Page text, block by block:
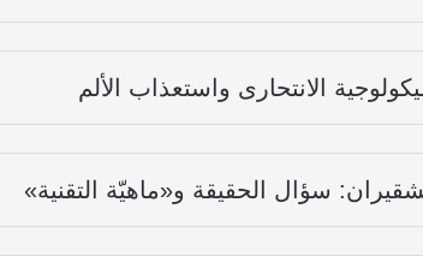
الانتحارى واستعذاب الألم
سؤال الحقيقة و«ماهيّة التقنية»